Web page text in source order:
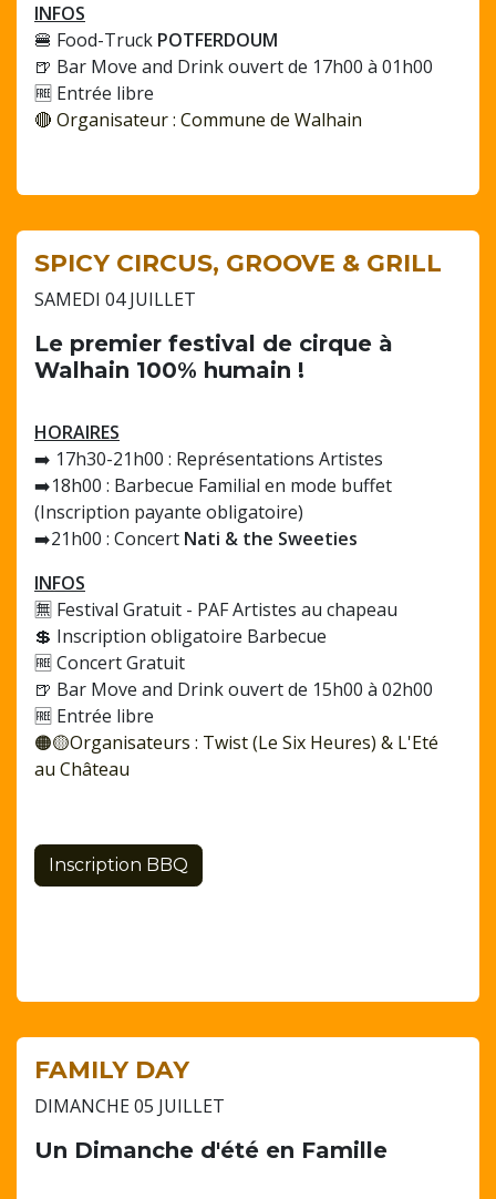
INFOS
🍔 Food-Truck POTFERDOUM
🍺 Bar Move and Drink ouvert de 17h00 à 01h00
🆓 Entrée libre
🔴 Organisateur : Commune de Walhain
SPICY CIRCUS, GROOVE & GRILL
SAMEDI 04 JUILLET
Le premier festival de cirque à
Walhain 100% humain !
HORAIRES
➡️ 17h30-21h00 : Représentations Artistes
➡️18h00 : Barbecue Familial en mode buffet
(Inscription payante obligatoire)
➡️21h00 : Concert Nati & the Sweeties
INFOS
🈚 Festival Gratuit - PAF Artistes au chapeau
💲 Inscription obligatoire Barbecue
🆓 Concert Gratuit
🍺 Bar Move and Drink ouvert de 15h00 à 02h00
🆓 Entrée libre
🟠🟡Organisateurs : Twist (Le Six Heures) & L'Eté
au Château
Inscription BBQ
FAMILY DAY
DIMANCHE 05 JUILLET
Un Dimanche d'été en Famille